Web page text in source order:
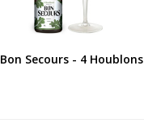
Bon Secours - 4 Houblons